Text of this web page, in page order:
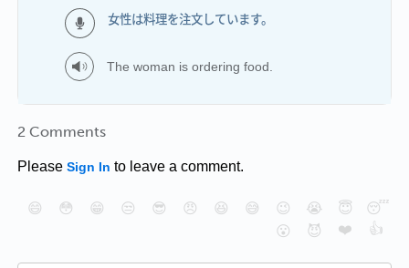
女性は料理を注文しています。
The woman is ordering food.
2 Comments
Please Sign In to leave a comment.
😄 😳 😁 😒 😎 😠 😆 😅 😉 😭 😇
😴
😮
😈 ❤️ 👍